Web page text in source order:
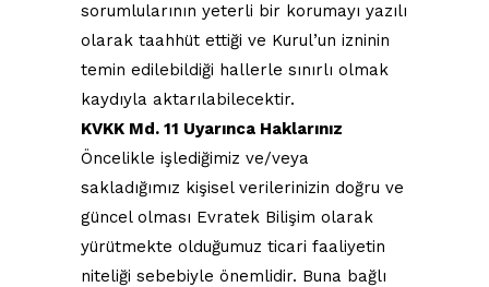
sorumlularının yeterli bir korumayı yazılı
olarak taahhüt ettiği ve Kurul’un izninin
temin edilebildiği hallerle sınırlı olmak
kaydıyla aktarılabilecektir.
KVKK Md. 11 Uyarınca Haklarınız
Öncelikle işlediğimiz ve/veya
sakladığımız kişisel verilerinizin doğru ve
güncel olması Evratek Bilişim olarak
yürütmekte olduğumuz ticari faaliyetin
niteliği sebebiyle önemlidir. Buna bağlı